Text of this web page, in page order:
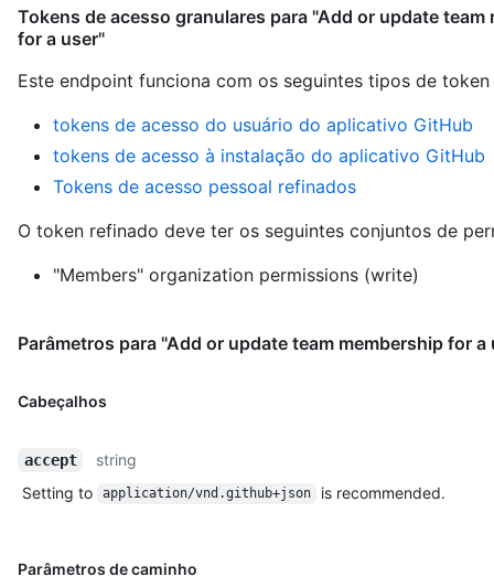
Tokens de acesso granulares para "Add or update team
for a user"
Este endpoint funciona com os seguintes tipos de token
tokens de acesso do usuário do aplicativo GitHub
tokens de acesso à instalação do aplicativo GitHub
Tokens de acesso pessoal refinados
O token refinado deve ter os seguintes conjuntos de
"Members" organization permissions (write)
Parâmetros para "Add or update team membership for a
Cabeçalhos
accept
string
Setting to
application/vnd.github+json is recommended.
Parâmetros de caminho